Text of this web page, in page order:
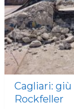
Cagliari:
Rockfeller